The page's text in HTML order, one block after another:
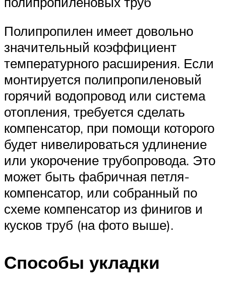
Полипропилен имеет довольно
значительный коэффициент
температурного расширения. Если
монтируется полипропиленовый
горячий водопровод или система
отопления, требуется сделать
компенсатор, при помощи которого
будет нивелироваться удлинение
или укорочение трубопровода. Это
может быть фабричная петля-
компенсатор, или собранный по
схеме компенсатор из финигов и
кусков труб (на фото выше).
Способы укладки